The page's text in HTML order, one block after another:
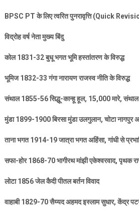
BPSC PTके लिए त्वरित पुनरावृत्ति (Quick
विद्रोह वर्ष नेता मुख्य बिंदु
कोल1831-32बुधू भगत भूमि हस्तांतरण के विरुद्ध
भूमिज1832-33गंगा नारायण राजस्व नीति के विरुद्ध
संथाल1855-56सिद्धू-कान्हू हूल, 15,000मारे,संथाल
मुंडा1899-1900बिरसा मुंडा उलगुलान,चोटा नागपुर
ताना भगत1914-19जात्रा भगत अहिंसा,गांधी से
सफा-होर1868-70भागीरथ मांझी एकेश्वरवाद,पृथक
लोटा1856जेल कैदी पीतल बर्तन विवाद
वाहाबी1829-70सैय्यद अहमद इस्लाम सुधार,केंद्र